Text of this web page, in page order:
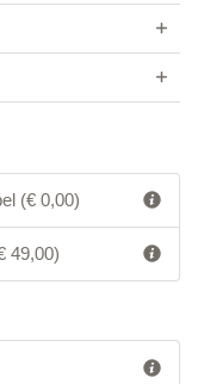
(€ 0,00)
49,00)